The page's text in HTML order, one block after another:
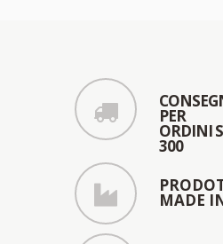
PER
ORDINI
300
MADE